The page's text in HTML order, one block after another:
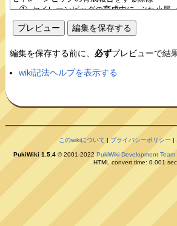
編集を保存する前に、 必ずプレビューで結
wiki記法ヘルプを表示する
このwikiについて |プライバシーポリシー |
PukiWiki 1.5.4 © 2001-2022PukiWiki Development Team
HTML convert time: 0.001 sec.